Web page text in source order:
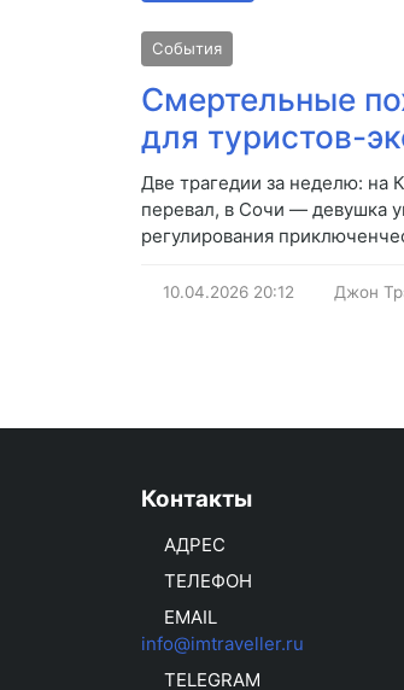
События
Смертельные
для туристов-
Две трагедии за неделю: на
перевал, в Сочи — девушка
регулирования
10.04.2026 20:12 Джон
Контакты
АДРЕС
ТЕЛЕФОН
EMAIL
info@imtraveller.ru
TELEGRAM